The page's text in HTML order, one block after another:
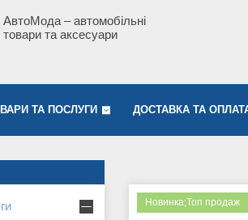
АвтоМода – автомобільні
товари та аксесуари
ТА ПОСЛУГИ ДОСТАВКА ТА
Новинка;Топ продаж